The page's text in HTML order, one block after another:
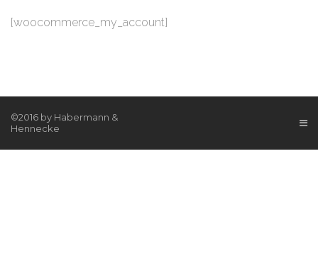
[woocommerce_my_account]
©2016 by Habermann &
Hennecke